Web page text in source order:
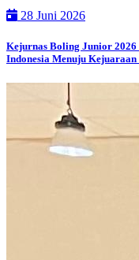
28 Juni 2026
Kejurnas Boling Junior 2026
Indonesia Menuju Kejuaraan